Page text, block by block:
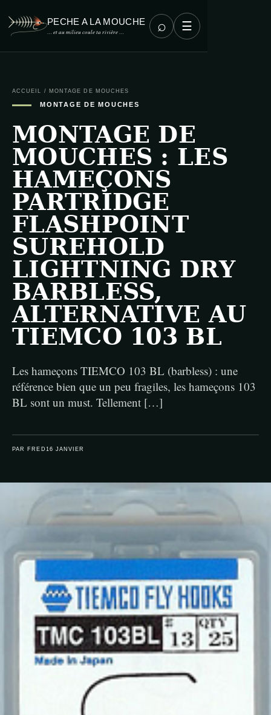
PECHE A LA MOUCHE
… et au milieu coule ta rivière … ⌕ ☰
ACCUEIL / MONTAGE DE MOUCHES
MONTAGE DE MOUCHES
MONTAGE DE
MOUCHES : LES
HAMEÇONS
PARTRIDGE
FLASHPOINT
SUREHOLD
LIGHTNING DRY
BARBLESS,
ALTERNATIVE AU
TIEMCO 103 BL
Les hameçons TIEMCO 103 BL (barbless) : une
référence bien que un peu fragiles, les hameçons 103
BL sont un must. Tellement […]
PAR FRED 16 JANVIER